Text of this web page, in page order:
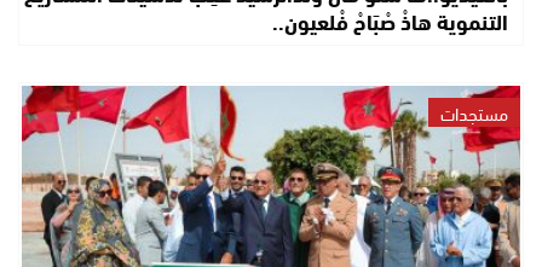
التنموية هاذْ صْبَاحْ فْلعيون..
مستجدات